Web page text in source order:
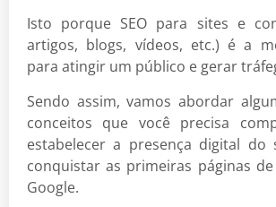
Isto porque SEO para sites e
artigos, blogs, vídeos, etc.) é a
para atingir um público e gerar
Sendo assim, vamos abordar
conceitos que você precisa
estabelecer a presença digital do
conquistar as primeiras páginas
Google.